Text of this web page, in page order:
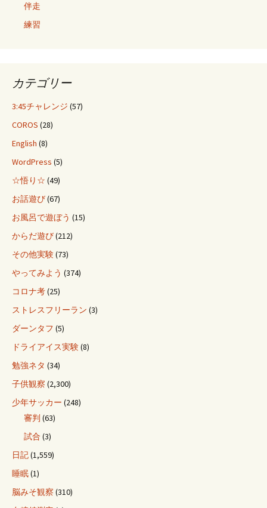
伴走
練習
カテゴリー
3:45チャレンジ (57)
COROS (28)
English (8)
WordPress (5)
☆悟り☆ (49)
お話遊び(67)
お風呂で遊ぼう (15)
からだ遊び(212)
その他実験(73)
やってみよう (374)
コロナ考(25)
ストレスフリーラン (3)
ダーンタフ (5)
ドライアイス実験(8)
勉強ネタ (34)
子供観察 (2,300)
少年サッカー (248)
審判 (63)
試合 (3)
日記(1,559)
睡眠(1)
脳みそ観察 (310)